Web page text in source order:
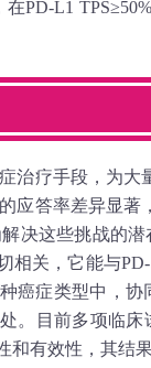
PD-L1
治疗手段，为大
应答率差异显著
决这些挑战的
相关，它能与
癌症类型中，协
。目前多项临
和有效性，其结